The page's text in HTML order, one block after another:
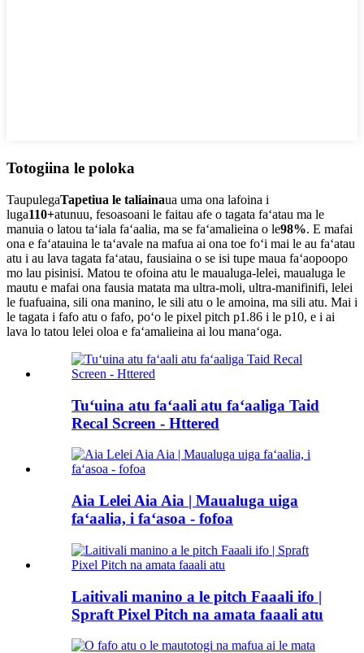
Totogiina le poloka
TaupulegaTapetiua le taliainaua uma ona lafoina i
luga110+atunuu, fesoasoani le faitau afe o tagata faʻatau ma le
manuia o latou taʻiala faʻaalia, ma se faʻamalieina o le98%. E mafai
ona e faʻatauina le taʻavale na mafua ai ona toe foʻi mai le au faʻatau
atu i au lava tagata faʻatau, fausiaina o se isi tupe maua faʻaopoopo
mo lau pisinisi. Matou te ofoina atu le maualuga-lelei, maualuga le
mautu e mafai ona fausia matata ma ultra-moli, ultra-manifinifi, lelei
le fuafuaina, sili ona manino, le sili atu o le amoina, ma sili atu. Mai i
le tagata i fafo atu o fafo, poʻo le pixel pitch p1.86 i le p10, e i ai
lava lo tatou lelei oloa e faʻamalieina ai lou manaʻoga.
Tuʻuina atu faʻaali atu faʻaaliga Taid
Recal Screen - Httered
Aia Lelei Aia Aia | Maualuga uiga
faʻaalia, i faʻasoa - fofoa
Laitivali manino a le pitch Faaali ifo |
Spraft Pixel Pitch na amata faaali atu